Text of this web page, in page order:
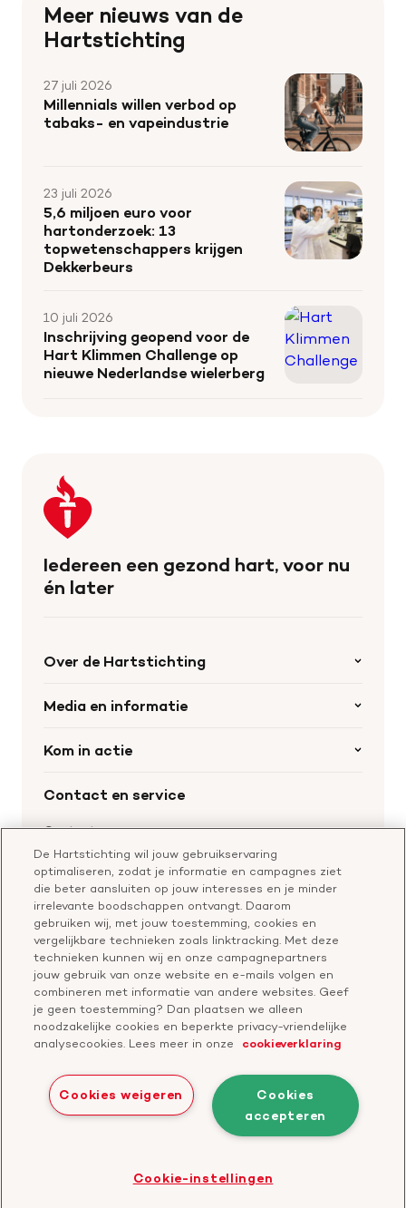
Meer nieuws van de
Hartstichting
27 juli 2026
Millennials willen verbod op
tabaks- en vapeindustrie
23 juli 2026
5,6 miljoen euro voor
hartonderzoek: 13
topwetenschappers krijgen
Dekkerbeurs
10 juli 2026
Inschrijving geopend voor de
Hart Klimmen Challenge op
nieuwe Nederlandse wielerberg
Keer
terug
naar
homepage
Iedereen een gezond hart, voor nu
én later
Over de Hartstichting
Organisatie
Werken bij de Hartstichting
Media en informatie
Nieuws
Materialen bestellen
Aanmelden nieuwsbrief
Kom in actie
Leer reanimeren
Geef ter nagedachtenis
Start een actie
Contact en service
Contactgegevens
Bel of chat met een voorlichter
Vragen over donateurschap
Klachtenformulier
Check je gesprek
Doneer
Bezoek
onze
Facebook
Bezoek
ons
YouTube
Bezoek
onze
LinkedIn
Bezoek
onze
TikTok
profiel
Bezoek
onze
Twitter
profiel
Bezoek
onze
Threads
profiel
Privacyverklaring
Bezoek
De Hartstichting wil jouw gebruikservaring
optimaliseren, zodat je informatie en campagnes ziet
die beter aansluiten op jouw interesses en je minder
irrelevante boodschappen ontvangt. Daarom
gebruiken wij, met jouw toestemming, cookies en
vergelijkbare technieken zoals linktracking. Met deze
technieken kunnen wij en onze campagnepartners
jouw gebruik van onze website en e-mails volgen en
combineren met informatie van andere websites. Geef
je geen toestemming? Dan plaatsen we alleen
noodzakelijke cookies en beperkte privacy-vriendelijke
analysecookies. Lees meer in onze
cookieverklaring
Cookies
accepteren
Cookies weigeren
Cookie-instellingen